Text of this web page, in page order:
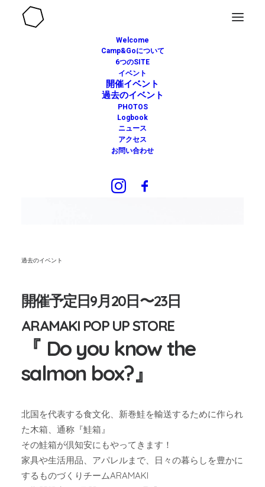
Welcome
Camp&Goについて
6つのSITE
イベント
開催イベント
過去のイベント
PHOTOS
Logbook
ニュース
アクセス
お問い合わせ
過去のイベント
開催予定日9月20日〜23日
ARAMAKI POP UP STORE
『 Do you know the
salmon box?』
北国を代表する食文化、新巻鮭を輸送するために作られ
た木箱、通称『鮭箱』
その鮭箱が倶知安にもやってきます！
家具や生活用品、アパレルまで、日々の暮らしを豊かに
するものづくりチームARAMAKI